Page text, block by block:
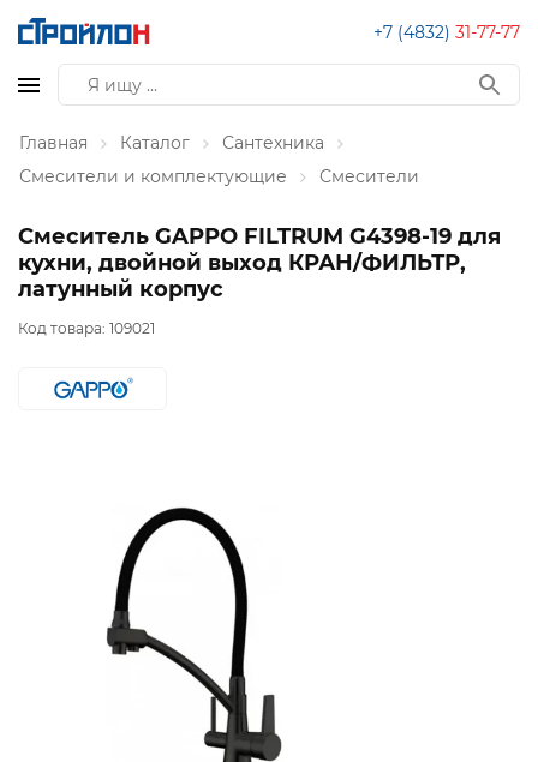
+7 (4832) 31-77-77
Главная Каталог
Сантехника
Смесители и комплектующие
Смесители
Смеситель GAPPO FILTRUM G4398-19 для
кухни, двойной выход КРАН/ФИЛЬТР,
латунный корпус
Код товара: 109021